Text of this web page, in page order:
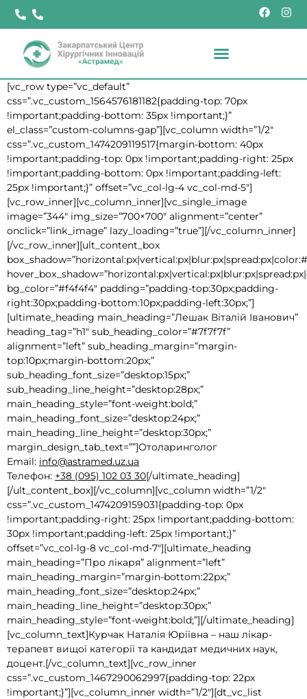
[vc_row type=”vc_default”
css=”.vc_custom_1564576181182{padding-top: 70px
!important;padding-bottom: 35px !important;}”
el_class=”custom-columns-gap”][vc_column width=”1/2″
css=”.vc_custom_1474209119517{margin-bottom: 40px
!important;padding-top: 0px !important;padding-right: 25px
!important;padding-bottom: 0px !important;padding-left:
25px !important;}” offset=”vc_col-lg-4 vc_col-md-5″]
[vc_row_inner][vc_column_inner][vc_single_image
image=”344″ img_size=”700×700″ alignment=”center”
onclick=”link_image” lazy_loading=”true”][/vc_column_inner]
[/vc_row_inner][ult_content_box
bg_color=”#f4f4f4″ padding=”padding-top:30px;padding-
right:30px;padding-bottom:10px;padding-left:30px;”]
[ultimate_heading main_heading=”Лешак Віталій Іванович”
heading_tag=”h1″ sub_heading_color=”#7f7f7f”
alignment=”left” sub_heading_margin=”margin-
top:10px;margin-bottom:20px;”
sub_heading_font_size=”desktop:15px;”
sub_heading_line_height=”desktop:28px;”
main_heading_style=”font-weight:bold;”
main_heading_font_size=”desktop:24px;”
main_heading_line_height=”desktop:30px;”
margin_design_tab_text=””]Отоларинголог
Email: info@astramed.uz.ua
Телефон: +38 (095) 102 03 30[/ultimate_heading]
[/ult_content_box][/vc_column][vc_column width=”1/2″
css=”.vc_custom_1474209159031{padding-top: 0px
!important;padding-right: 25px !important;padding-bottom:
30px !important;padding-left: 25px !important;}”
offset=”vc_col-lg-8 vc_col-md-7″][ultimate_heading
main_heading=”Про лікаря” alignment=”left”
main_heading_margin=”margin-bottom:22px;”
main_heading_font_size=”desktop:24px;”
main_heading_line_height=”desktop:30px;”
main_heading_style=”font-weight:bold;”][/ultimate_heading]
[vc_column_text]Курчак Наталія Юріївна – наш лікар-
терапевт вищої категорії та кандидат медичних наук,
доцент.[/vc_column_text][vc_row_inner
css=”.vc_custom_1467290062997{padding-top: 22px
!important;}”][vc_column_inner width=”1/2″][dt_vc_list